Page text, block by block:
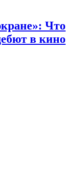
Что
в кино